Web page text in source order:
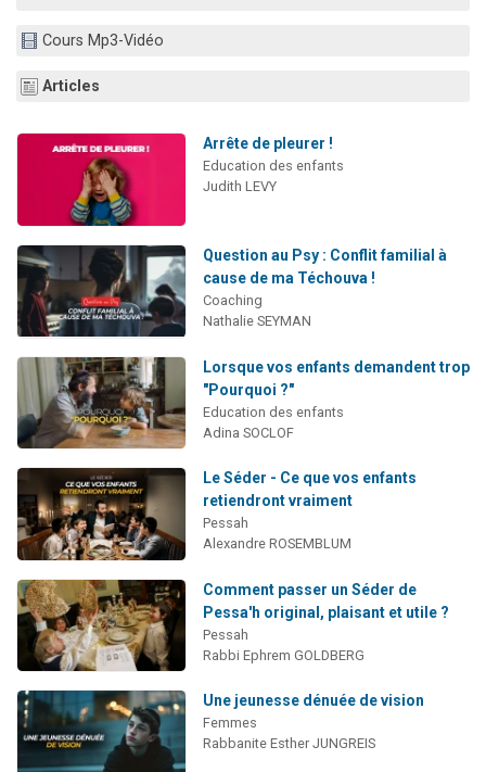
2 personnes viennent de faire un don pour Tsédaka : pauvres d'Israel
Cours Mp3-Vidéo
Articles
Arrête de pleurer !
Education des enfants
Judith LEVY
Question au Psy : Conflit familial à
cause de ma Téchouva !
Coaching
Nathalie SEYMAN
Lorsque vos enfants demandent trop
"Pourquoi ?"
Education des enfants
Adina SOCLOF
Le Séder - Ce que vos enfants
retiendront vraiment
Pessah
Alexandre ROSEMBLUM
Comment passer un Séder de
Pessa'h original, plaisant et utile ?
Pessah
Rabbi Ephrem GOLDBERG
Une jeunesse dénuée de vision
Femmes
Rabbanite Esther JUNGREIS